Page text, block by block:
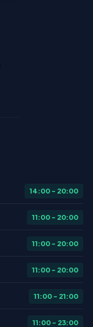
14:00 - 20:00
11:00 - 20:00
11:00 - 20:00
11:00 - 20:00
11:00 - 21:00
11:00 - 23:00